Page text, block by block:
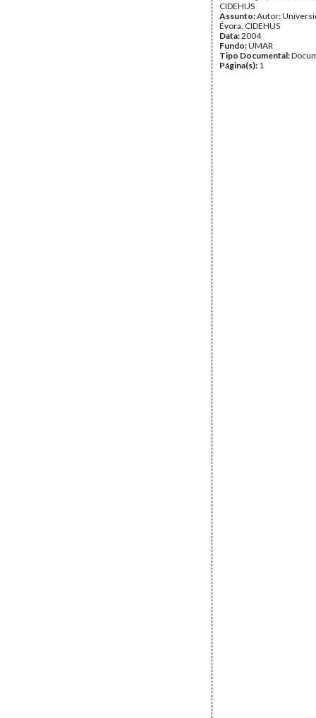
CIDEHUS
Assunto:Autor:
Évora, CIDEHUS
Data:2004
Fundo:UMAR
Tipo Documental:
Página(s): 1